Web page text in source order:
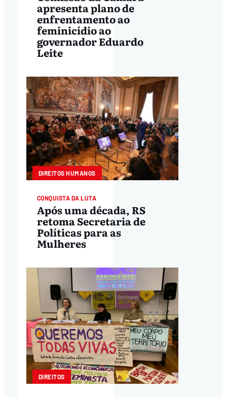
apresenta plano de
enfrentamento ao
feminicídio ao
governador Eduardo
Leite
DIREITOS HUMANOS
CONQUISTA DA LUTA
Após uma década, RS
retoma Secretaria de
Políticas para as
Mulheres
DIREITOS